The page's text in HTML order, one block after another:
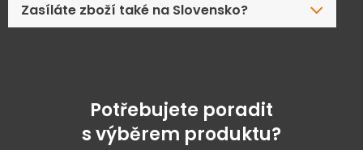
Zasíláte zboží také na Slovensko?
Potřebujete poradit
s výběrem produktu?